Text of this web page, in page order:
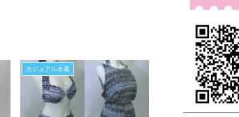
カジュアル水着